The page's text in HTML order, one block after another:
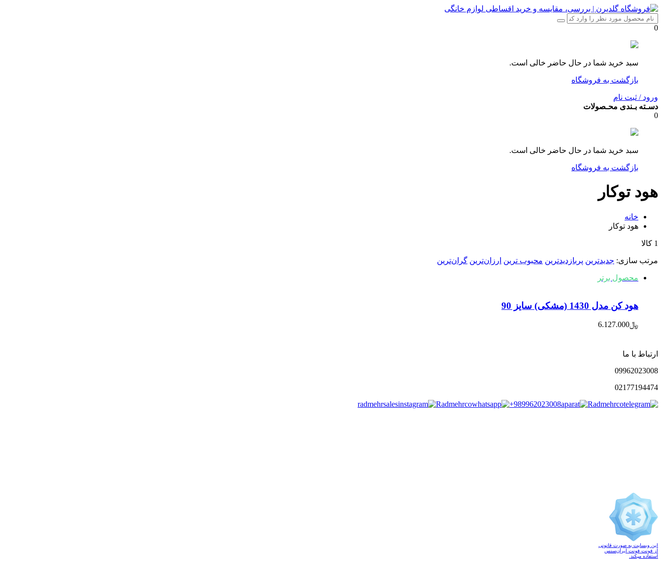
0
سبد خرید شما در حال حاضر خالی است.
بازگشت به فروشگاه
ورود / ثبت نام
دسـته بـندی محـصولات
0
سبد خرید شما در حال حاضر خالی است.
بازگشت به فروشگاه
هود توکار
خانه
هود توکار
1 کالا
مرتب‌ سازی: جدیدترین پربازدیدترین محبوب ترین ارزان‌ترین گران‌ترین
محصول برتر
هود کن مدل 1430 (مشکی) سایز 90
﷼6.127.000
ارتباط با ما
09962023008
021 77194474
radmehrsales
Radmehrco +989962023008 Radmehrco
این وبسایت به صورت قانونی
از فونت فونت ایران‌سنس
استفاده میکند.